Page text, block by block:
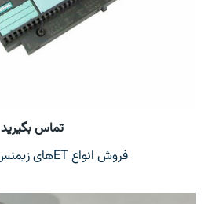
تماس بگیرید
فروش انواع ETهای زیمنس – ET200B